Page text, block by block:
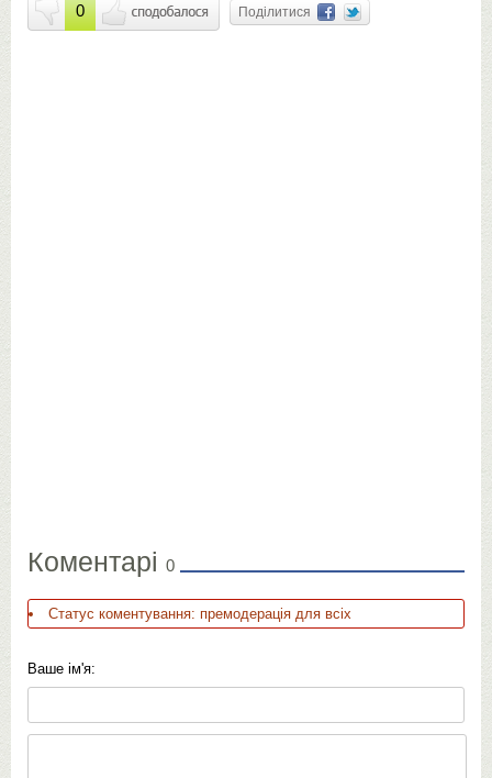
0 Поділитися
Коментарі 0
Статус коментування: премодерація для всіх
Ваше ім'я: